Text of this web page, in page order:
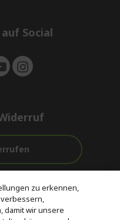
e
Social
nach
Zahlung
zu erkennen,
damit wir unsere